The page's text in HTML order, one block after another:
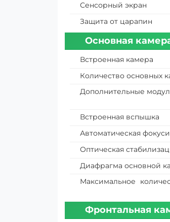
Сенсорный экран
Защита от царапин
Основная
Встроенная камера
Количество основных
Дополнительные
Встроенная вспышка
Автоматическая
Оптическая
Диафрагма основной
Максимальное
Фронтальная